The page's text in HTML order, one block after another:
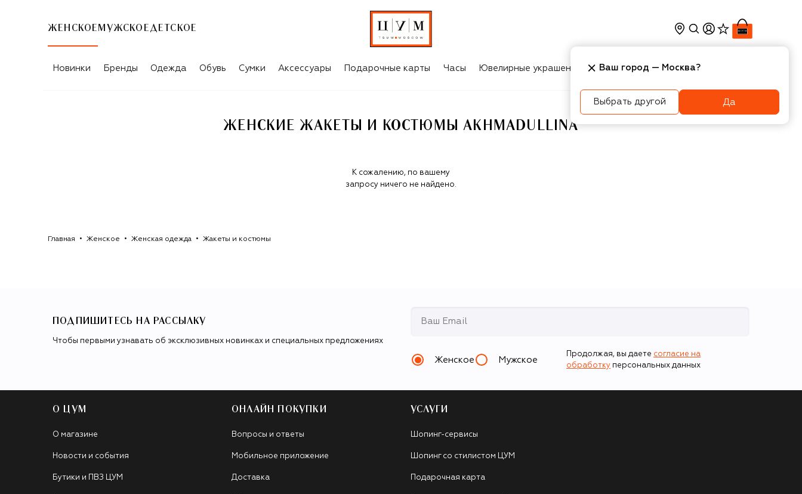
ЖЕНСКОЕ МУЖСКОЕ ДЕТСКОЕ
ЖЕНСКИЕ ЖАКЕТЫ И КОСТЮМЫ AKHMADULLINA
Новинки Бренды Одежда Обувь Сумки Аксессуары Подарочные карты Часы Ювелирные украшения Косметика Интерьер
ЖЕНСКИЕ ЖАКЕТЫ И КОСТЮМЫ AKHMADULLINA
К сожалению, по вашему
запросу ничего не найдено.
Главная Женское Женская одежда Жакеты и костюмы
ПОДПИШИТЕСЬ НА РАССЫЛКУ
Чтобы первыми узнавать об эксклюзивных новинках и специальных предложениях
Женское Мужское
Продолжая, вы даете согласие на
обработку персональных данных
О ЦУМ
О магазине
Новости и события
Бутики и ПВЗ ЦУМ
ОНЛАЙН ПОКУПКИ
Вопросы и ответы
Мобильное приложение
Доставка
УСЛУГИ
Шопинг-сервисы
Шопинг со стилистом ЦУМ
Подарочная карта
Ваш город — Москва?
Выбрать другой Да